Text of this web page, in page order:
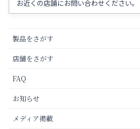
お近くの店舗にお問い合わせください。
製品をさがす
店舗をさがす
FAQ
お知らせ
メディア掲載